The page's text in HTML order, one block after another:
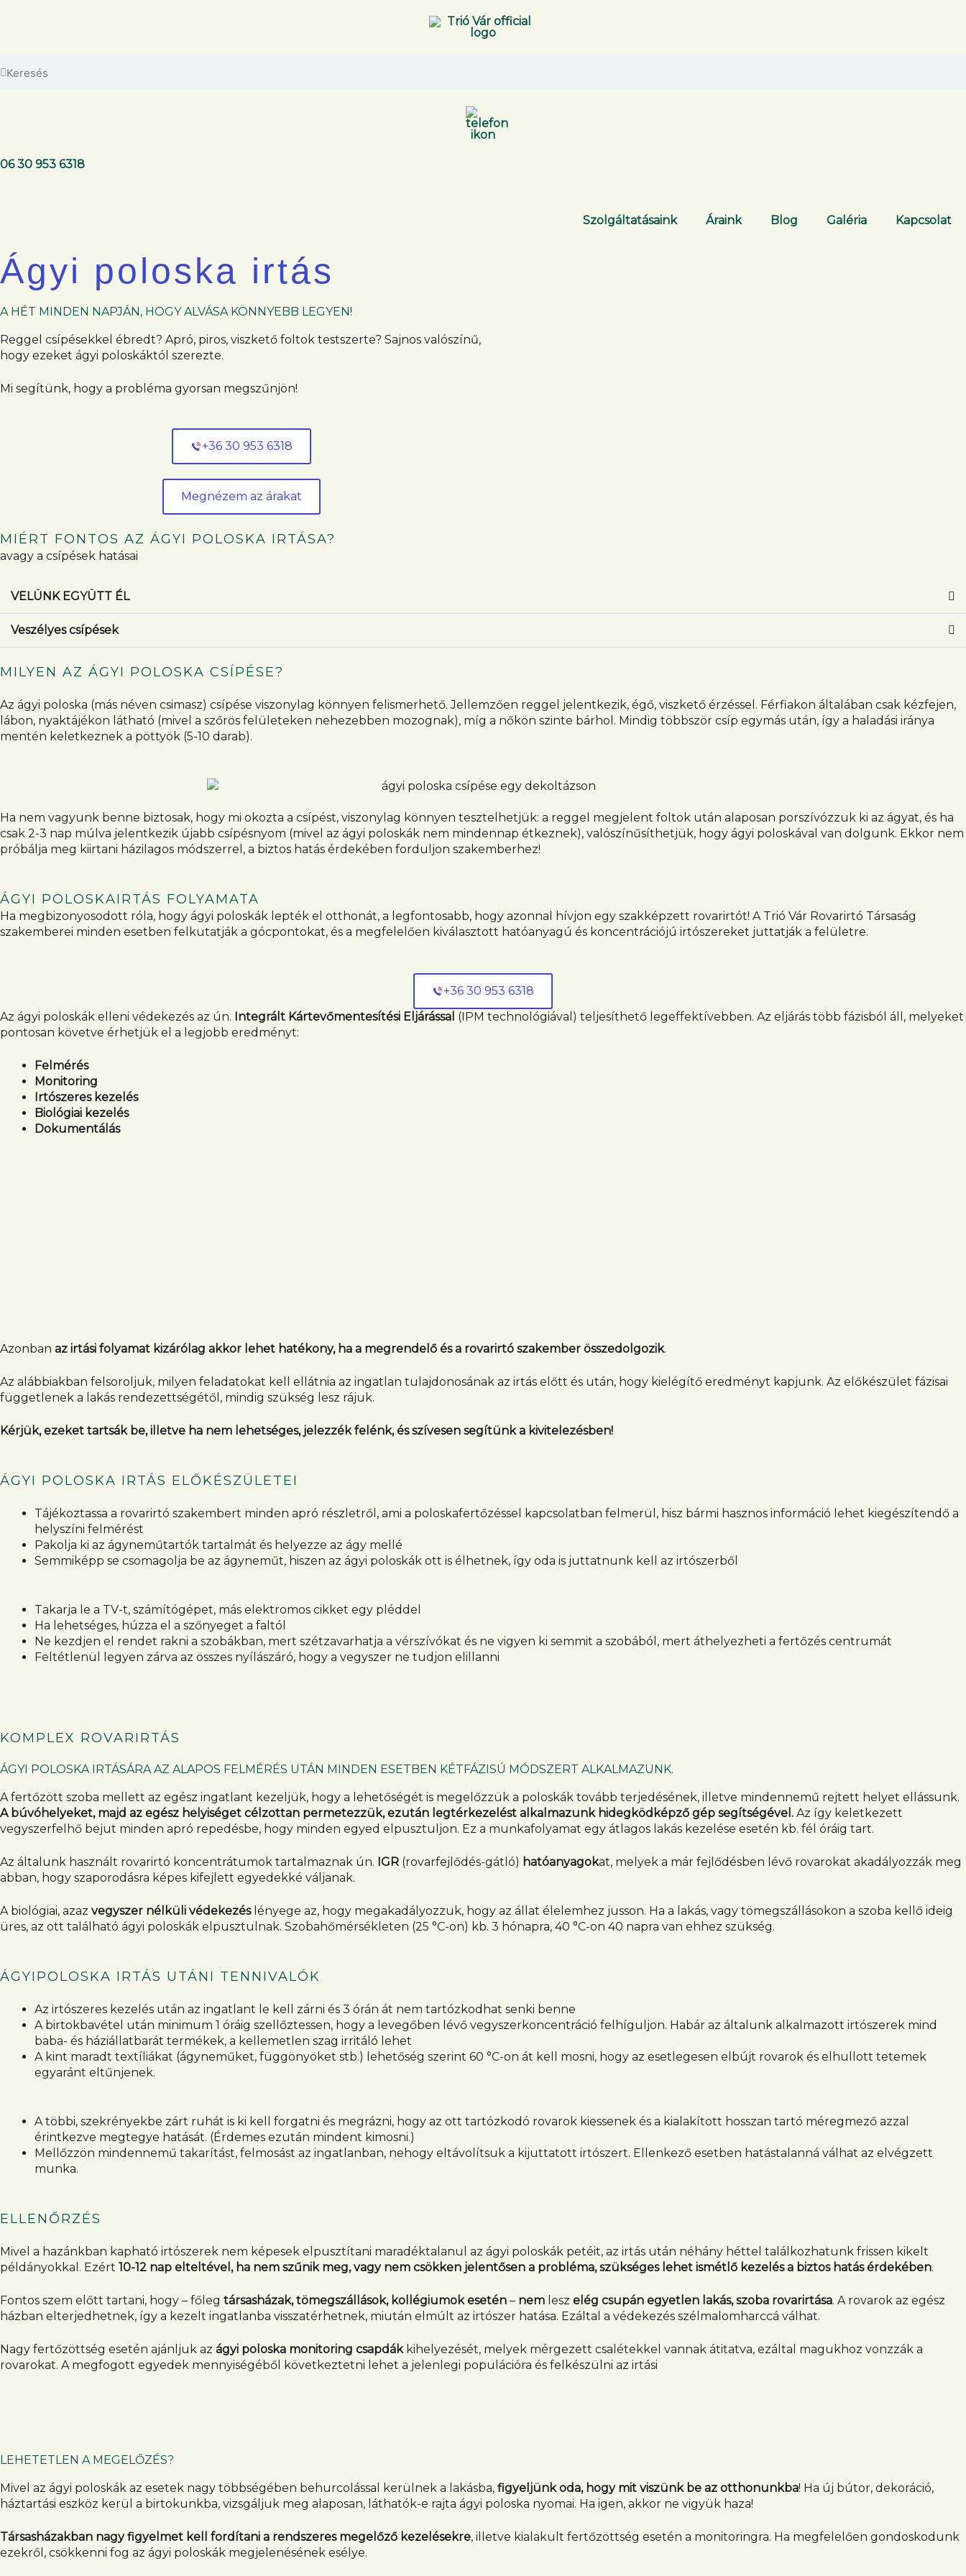
06 30 953 6318
Szolgáltatásaink Áraink Blog Galéria Kapcsolat
Ágyi poloska irtás
A HÉT MINDEN NAPJÁN, HOGY ALVÁSA KÖNNYEBB LEGYEN!
Reggel csípésekkel ébredt? Apró, piros, viszkető foltok testszerte? Sajnos valószínű,
hogy ezeket ágyi poloskáktól szerezte.
Mi segítünk, hogy a probléma gyorsan megszűnjön!
+36 30 953 6318
Megnézem az árakat
MIÉRT FONTOS AZ ÁGYI POLOSKA IRTÁSA?
avagy a csípések hatásai
VELÜNK EGYÜTT ÉL
Veszélyes csípések
MILYEN AZ ÁGYI POLOSKA CSÍPÉSE?
Az ágyi poloska (más néven csimasz) csípése viszonylag könnyen felismerhető. Jellemzően reggel jelentkezik, égő, viszkető érzéssel. Férfiakon általában csak kézfejen,
lábon, nyaktájékon látható (mivel a szőrös felületeken nehezebben mozognak), míg a nőkön szinte bárhol. Mindig többször csíp egymás után, így a haladási iránya
mentén keletkeznek a pöttyök (5-10 darab).
Ha nem vagyunk benne biztosak, hogy mi okozta a csípést, viszonylag könnyen tesztelhetjük: a reggel megjelent foltok után alaposan porszívózzuk ki az ágyat, és ha
csak 2-3 nap múlva jelentkezik újabb csípésnyom (mivel az ágyi poloskák nem mindennap étkeznek), valószínűsíthetjük, hogy ágyi poloskával van dolgunk. Ekkor nem
próbálja meg kiirtani házilagos módszerrel, a biztos hatás érdekében forduljon szakemberhez!
ÁGYI POLOSKAIRTÁS FOLYAMATA
Ha megbizonyosodott róla, hogy ágyi poloskák lepték el otthonát, a legfontosabb, hogy azonnal hívjon egy szakképzett rovarirtót! A Trió Vár Rovarirtó Társaság
szakemberei minden esetben felkutatják a gócpontokat, és a megfelelően kiválasztott hatóanyagú és koncentrációjú irtószereket juttatják a felületre.
+36 30 953 6318
Az ágyi poloskák elleni védekezés az ún. Integrált Kártevőmentesítési Eljárással (IPM technológiával) teljesíthető legeffektívebben. Az eljárás több fázisból áll, melyeket
pontosan követve érhetjük el a legjobb eredményt:
Felmérés
Monitoring
Irtószeres kezelés
Biológiai kezelés
Dokumentálás
Azonban az irtási folyamat kizárólag akkor lehet hatékony, ha a megrendelő és a rovarirtó szakember összedolgozik.
Az alábbiakban felsoroljuk, milyen feladatokat kell ellátnia az ingatlan tulajdonosának az irtás előtt és után, hogy kielégítő eredményt kapjunk. Az előkészület fázisai
függetlenek a lakás rendezettségétől, mindig szükség lesz rájuk.
Kérjük, ezeket tartsák be, illetve ha nem lehetséges, jelezzék felénk, és szívesen segítünk a kivitelezésben!
ÁGYI POLOSKA IRTÁS ELŐKÉSZÜLETEI
Tájékoztassa a rovarirtó szakembert minden apró részletről, ami a poloskafertőzéssel kapcsolatban felmerül, hisz bármi hasznos információ lehet kiegészítendő a
helyszíni felmérést
Pakolja ki az ágyneműtartók tartalmát és helyezze az ágy mellé
Semmiképp se csomagolja be az ágyneműt, hiszen az ágyi poloskák ott is élhetnek, így oda is juttatnunk kell az irtószerből
Takarja le a TV-t, számítógépet, más elektromos cikket egy pléddel
Ha lehetséges, húzza el a szőnyeget a faltól
Ne kezdjen el rendet rakni a szobákban, mert szétzavarhatja a vérszívókat és ne vigyen ki semmit a szobából, mert áthelyezheti a fertőzés centrumát
Feltétlenül legyen zárva az összes nyílászáró, hogy a vegyszer ne tudjon elillanni
KOMPLEX ROVARIRTÁS
ÁGYI POLOSKA IRTÁSÁRA AZ ALAPOS FELMÉRÉS UTÁN MINDEN ESETBEN KÉTFÁZISÚ MÓDSZERT ALKALMAZUNK.
A fertőzött szoba mellett az egész ingatlant kezeljük, hogy a lehetőségét is megelőzzük a poloskák tovább terjedésének, illetve mindennemű rejtett helyet ellássunk.
A búvóhelyeket, majd az egész helyiséget célzottan permetezzük, ezután legtérkezelést alkalmazunk hidegködképző gép segítségével. Az így keletkezett
vegyszerfelhő bejut minden apró repedésbe, hogy minden egyed elpusztuljon. Ez a munkafolyamat egy átlagos lakás kezelése esetén kb. fél óráig tart.
Az általunk használt rovarirtó koncentrátumok tartalmaznak ún. IGR (rovarfejlődés-gátló) hatóanyagokat, melyek a már fejlődésben lévő rovarokat akadályozzák meg
abban, hogy szaporodásra képes kifejlett egyedekké váljanak.
A biológiai, azaz vegyszer nélküli védekezéslényege az, hogy megakadályozzuk, hogy az állat élelemhez jusson. Ha a lakás, vagy tömegszállásokon a szoba kellő ideig
üres, az ott található ágyi poloskák elpusztulnak. Szobahőmérsékleten (25 °C-on) kb. 3 hónapra, 40 °C-on 40 napra van ehhez szükség.
ÁGYIPOLOSKA IRTÁS UTÁNI TENNIVALÓK
Az irtószeres kezelés után az ingatlant le kell zárni és 3 órán át nem tartózkodhat senki benne
A birtokbavétel után minimum 1 óráig szellőztessen, hogy a levegőben lévő vegyszerkoncentráció felhíguljon. Habár az általunk alkalmazott irtószerek mind
baba- és háziállatbarát termékek, a kellemetlen szag irritáló lehet
A kint maradt textíliákat (ágyneműket, függönyöket stb.) lehetőség szerint 60 °C-on át kell mosni, hogy az esetlegesen elbújt rovarok és elhullott tetemek
egyaránt eltűnjenek.
A többi, szekrényekbe zárt ruhát is ki kell forgatni és megrázni, hogy az ott tartózkodó rovarok kiessenek és a kialakított hosszan tartó méregmező azzal
érintkezve megtegye hatását. (Érdemes ezután mindent kimosni.)
Mellőzzön mindennemű takarítást, felmosást az ingatlanban, nehogy eltávolítsuk a kijuttatott irtószert. Ellenkező esetben hatástalanná válhat az elvégzett
munka.
ELLENŐRZÉS
Mivel a hazánkban kapható irtószerek nem képesek elpusztítani maradéktalanul az ágyi poloskák petéit, az irtás után néhány héttel találkozhatunk frissen kikelt
példányokkal. Ezért 10-12 nap elteltével, ha nem szűnik meg, vagy nem csökken jelentősen a probléma, szükséges lehet ismétlő kezelés a biztos hatás érdekében.
Fontos szem előtt tartani, hogy – főleg társasházak, tömegszállások, kollégiumok esetén – nem lesz elég csupán egyetlen lakás, szoba rovarirtása. A rovarok az egész
házban elterjedhetnek, így a kezelt ingatlanba visszatérhetnek, miután elmúlt az irtószer hatása. Ezáltal a védekezés szélmalomharccá válhat.
Nagy fertőzöttség esetén ajánljuk az ágyi poloska monitoring csapdákkihelyezését, melyek mérgezett csalétekkel vannak átitatva, ezáltal magukhoz vonzzák a
rovarokat. A megfogott egyedek mennyiségéből következtetni lehet a jelenlegi populációra és felkészülni az irtási
LEHETETLEN A MEGELŐZÉS?
Mivel az ágyi poloskák az esetek nagy többségében behurcolással kerülnek a lakásba, figyeljünk oda, hogy mit viszünk be az otthonunkba! Ha új bútor, dekoráció,
háztartási eszköz kerül a birtokunkba, vizsgáljuk meg alaposan, láthatók-e rajta ágyi poloska nyomai. Ha igen, akkor ne vigyük haza!
Társasházakban nagy figyelmet kell fordítani a rendszeres megelőző kezelésekre, illetve kialakult fertőzöttség esetén a monitoringra. Ha megfelelően gondoskodunk
ezekről, csökkenni fog az ágyi poloskák megjelenésének esélye.